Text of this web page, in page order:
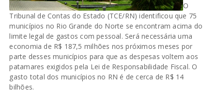
O
Tribunal de Contas do Estado (TCE/RN) identificou que 75
municípios no Rio Grande do Norte se encontram acima do
limite legal de gastos com pessoal. Será necessária uma
economia de R$ 187,5 milhões nos próximos meses por
parte desses municípios para que as despesas voltem aos
patamares exigidos pela Lei de Responsabilidade Fiscal. O
gasto total dos municípios no RN é de cerca de R$ 14
bilhões.